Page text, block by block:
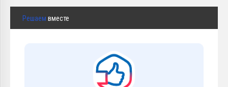
Решаем вместе